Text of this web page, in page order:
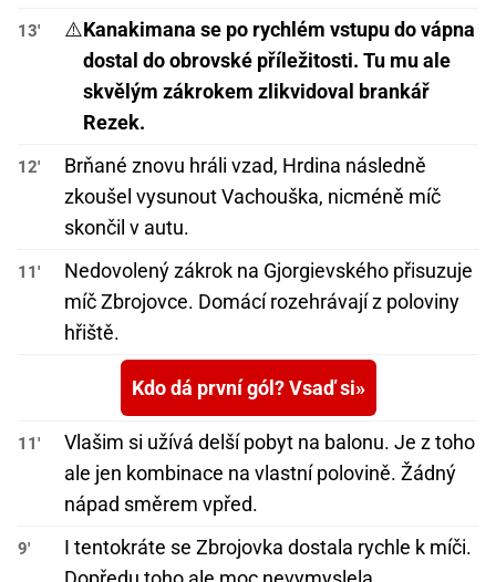
13' ⚠️Kanakimana se po rychlém vstupu do vápna
dostal do obrovské příležitosti. Tu mu ale
skvělým zákrokem zlikvidoval brankář
Rezek.
12'
Brňané znovu hráli vzad, Hrdina následně
zkoušel vysunout Vachouška, nicméně míč
skončil v autu.
11'
Nedovolený zákrok na Gjorgievského přisuzuje
míč Zbrojovce. Domácí rozehrávají z poloviny
hřiště.
Kdo dá první gól? Vsaď si
11'
Vlašim si užívá delší pobyt na balonu. Je z toho
ale jen kombinace na vlastní polovině. Žádný
nápad směrem vpřed.
9'
I tentokráte se Zbrojovka dostala rychle k míči.